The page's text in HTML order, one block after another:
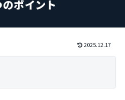
ポイント
2025.12.17